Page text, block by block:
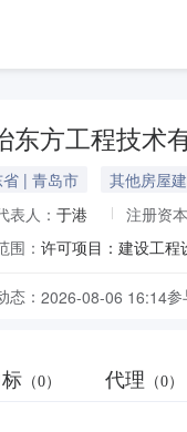
东方工程技术
省 | 青岛市 其他房屋
表人： 于港 注册资本
围：
态： 2026-08-06 16:14参
（0） 代理 （0）